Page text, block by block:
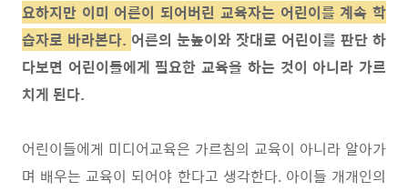
요하지만 이미 어른이 되어버린 교육자는 어린이를 계속 학
습자로 바라본다. 어른의 눈높이와 잣대로 어린이를 판단 하
다보면 어린이들에게 필요한 교육을 하는 것이 아니라 가르
치게 된다.
어린이들에게 미디어교육은 가르침의 교육이 아니라 알아가
며 배우는 교육이 되어야 한다고 생각한다. 아이들 개개인의